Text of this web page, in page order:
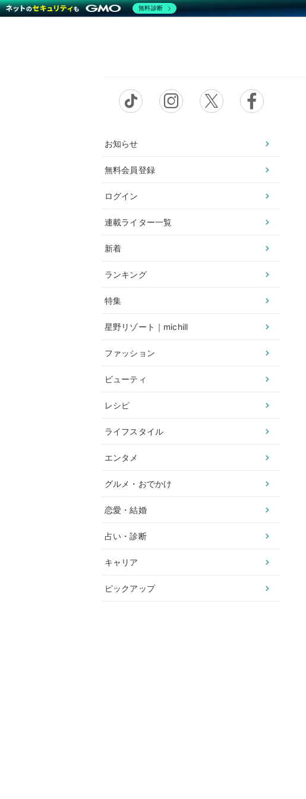
お知らせ
無料会員登録
ログイン
連載ライター一覧
新着
ランキング
特集
星野リゾート｜michill
ファッション
ビューティ
レシピ
ライフスタイル
エンタメ
グルメ・おでかけ
恋愛・結婚
占い・診断
キャリア
ピックアップ
無料診断